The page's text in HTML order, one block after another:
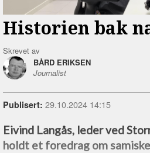
Historien bak
Skrevet av
BÅRD ERIKSEN
Journalist
Publisert: 29.10.2024 14:15
Eivind Langås, leder ved
holdt et foredrag om